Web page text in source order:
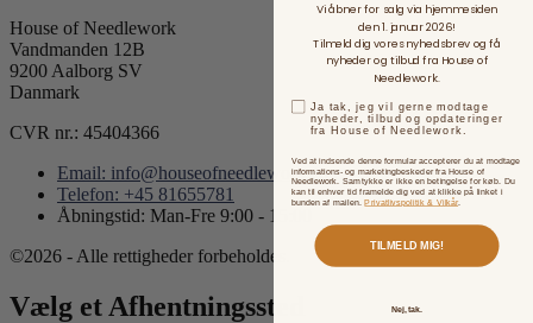
House of Needlework
Vandmanden 12B
9200 Aalborg SV
Danmark
CVR nr.: 45404366
Email: info@houseofneedlework.com
Telefon: +45 81655781
Åbningstid: Man-Fre 9:00 - 15:00
©2026 - Alle rettigheder forbeholdes.
Vælg et Afhentningssted
Vi åbner for salg via hjemmesiden
den 1. januar 2026!
Tilmeld dig vores nyhedsbrev og få
nyheder og tilbud fra House of
Needlework.
Ja tak, jeg vil gerne modtage
nyheder, tilbud og opdateringer
fra House of Needlework.
Ved at indsende denne formular accepterer du at modtage
informations- og marketingbeskeder fra House of
Needlework. Samtykke er ikke en betingelse for køb. Du
kan til enhver tid framelde dig ved at klikke på linket i
bunden af mailen.Privatlivspolitik & Vilkår.
TILMELD MIG!
Nej, tak.